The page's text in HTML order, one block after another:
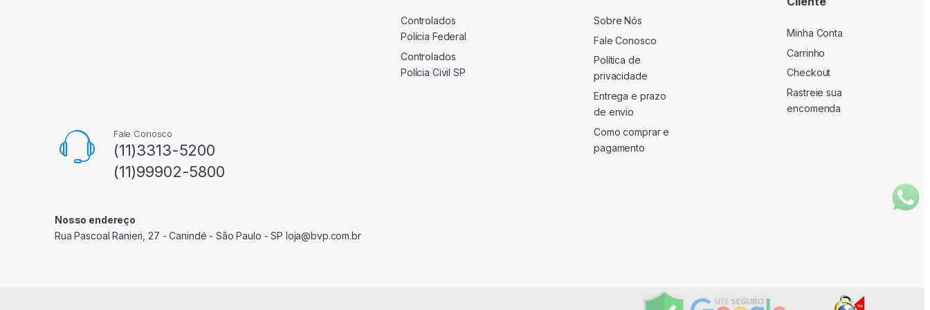
Fale Conosco
(11)3313-5200
(11)99902-5800
Nosso endereço
Rua Pascoal Ranieri, 27 - Canindé - São Paulo - SP loja@bvp.com.br
Controlados
Polícia Federal
Controlados
Polícia Civil SP
Sobre Nós
Fale Conosco
Política de
privacidade
Entrega e prazo
de envio
Como comprar e
pagamento
Minha Conta
Carrinho
Checkout
Rastreie sua
encomenda